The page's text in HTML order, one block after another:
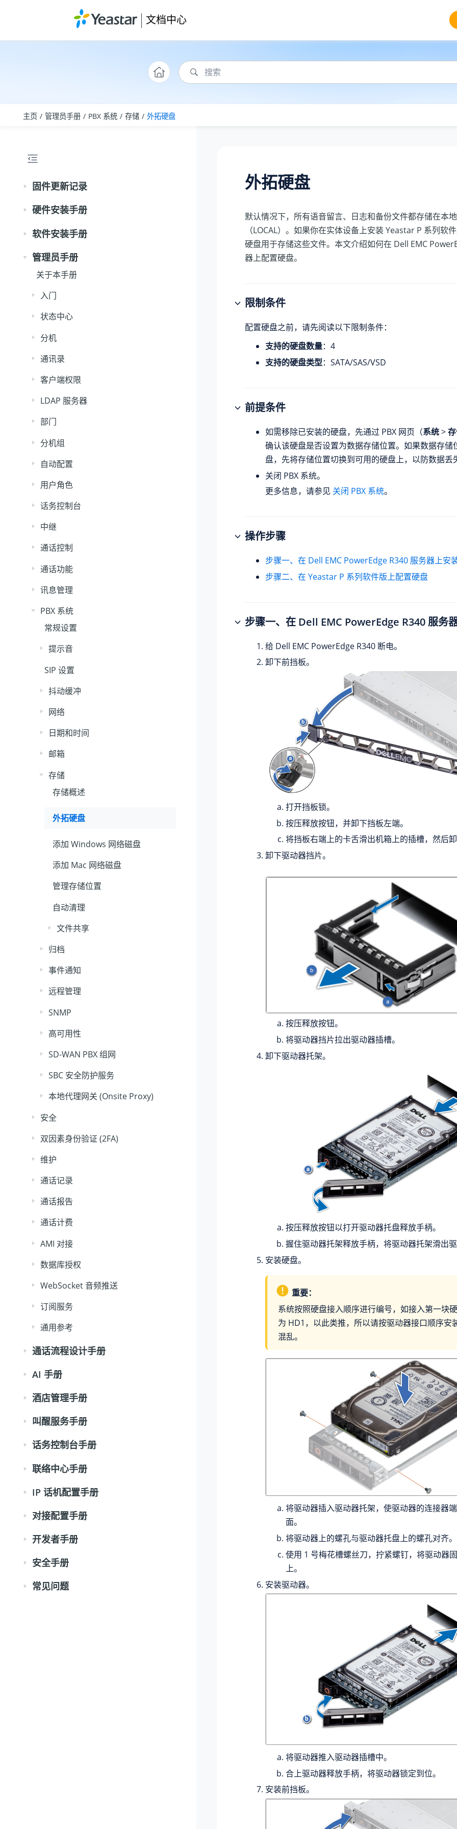
文档中心
主页 管理员手册 PBX 系统 存储 外拓硬盘
固件更新记录
硬件安装手册
软件安装手册
管理员手册
关于本手册
入门
状态中心
分机
通讯录
客户端权限
LDAP 服务器
部门
分机组
自动配置
用户角色
话务控制台
中继
通话控制
通话功能
讯息管理
PBX 系统
常规设置
提示音
SIP 设置
抖动缓冲
网络
日期和时间
邮箱
存储
存储概述
外拓硬盘
添加 Windows 网络磁盘
添加 Mac 网络磁盘
管理存储位置
自动清理
文件共享
归档
事件通知
远程管理
SNMP
高可用性
SD-WAN PBX 组网
SBC 安全防护服务
本地代理网关 (Onsite Proxy)
安全
双因素身份验证 (2FA)
维护
通话记录
通话报告
通话计费
AMI 对接
数据库授权
WebSocket 音频推送
订阅服务
通用参考
通话流程设计手册
AI 手册
酒店管理手册
叫醒服务手册
话务控制台手册
联络中心手册
IP 话机配置手册
对接配置手册
开发者手册
安全手册
常见问题
外拓硬盘
默认情况下，所有语音留言、日志和备份文件都存储在本
（LOCAL）。如果你在实体设备上安装Yeastar P 系列软
硬盘用于存储这些文件。本文介绍如何在 Dell EMC
器上配置硬盘。
限制条件
配置硬盘之前，请先阅读以下限制条件：
支持的硬盘数量：4
支持的硬盘类型：SATA/SAS/VSD
前提条件
如需移除已安装的硬盘，先通过 PBX 网页（系统>
确认该硬盘是否设置为数据存储位置。如果数据存储
盘，先将存储位置切换到可用的硬盘上，以防数据丢
关闭 PBX 系统。
更多信息，请参见 关闭 PBX 系统。
操作步骤
步骤一、在 Dell EMC PowerEdge R340 服务器上安
步骤二、在 Yeastar P 系列软件版上配置硬盘
步骤一、在 Dell EMC PowerEdge R340 服务
给 Dell EMC PowerEdge R340 断电。
卸下前挡板。
打开挡板锁。
按压释放按钮，并卸下挡板左端。
将挡板右端上的卡舌滑出机箱上的插槽，然后
卸下驱动器挡片。
按压释放按钮。
将驱动器挡片拉出驱动器插槽。
卸下驱动器托架。
按压释放按钮以打开驱动器托盘释放手柄。
握住驱动器托架释放手柄，将驱动器托架滑出
安装硬盘。
重要：
系统按照硬盘接入顺序进行编号，如接入第一块
为 HD1，以此类推，所以请按驱动器接口顺序安
混乱。
将驱动器插入驱动器托架，使驱动器的连接器
面。
将驱动器上的螺孔与驱动器托盘上的螺孔对齐。
使用 1 号梅花槽螺丝刀，拧紧螺钉，将驱动器
上。
安装驱动器。
将驱动器推入驱动器插槽中。
合上驱动器释放手柄，将驱动器锁定到位。
安装前挡板。